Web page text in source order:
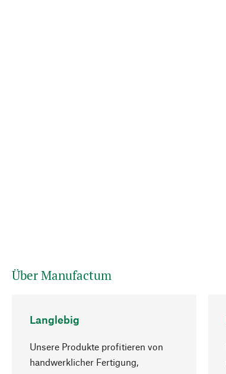
Über Manufactum
Langlebig
Unsere Produkte profitieren von
handwerklicher Fertigung,